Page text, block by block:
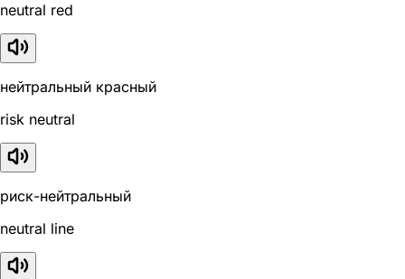
neutral red
нейтральный красный
risk neutral
риск-нейтральный
neutral line